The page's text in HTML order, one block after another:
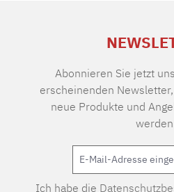
Abonnieren Sie jetzt
erscheinenden
neue Produkte und
Ich habe die